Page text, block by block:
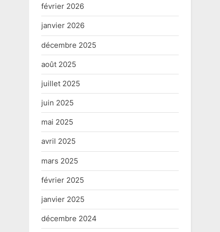
février 2026
janvier 2026
décembre 2025
août 2025
juillet 2025
juin 2025
mai 2025
avril 2025
mars 2025
février 2025
janvier 2025
décembre 2024